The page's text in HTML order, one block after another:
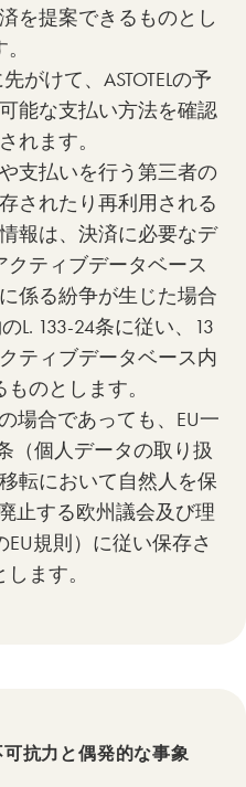
を提案できるものとし
がけて、ASTOTELの予
能な支払い方法を確認
れます。
支払いを行う第三者の
されたり再利用される
報は、決済に必要なデ
ティブデータベース
係る紛争が生じた場合
L. 133-24条に従い、13
ティブデータベース内
のとします。
場合であっても、EU一
（個人データの取り扱
転において自然人を保
止する欧州議会及び理
EU規則）に従い保存さ
ます。
抗力と偶発的な事象